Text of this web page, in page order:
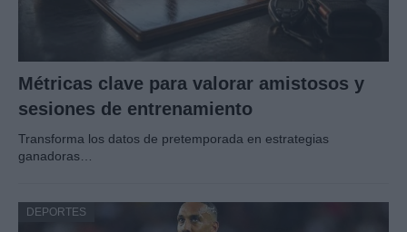
Métricas clave para valorar amistosos y
sesiones de entrenamiento
Transforma los datos de pretemporada en estrategias
ganadoras…
DEPORTES